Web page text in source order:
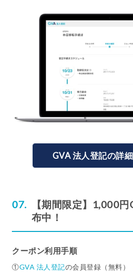
GVA 法人登記の詳
【期間限定】1,000
布中！
クーポン利用手順
①GVA 法人登記の会員登録（無料）